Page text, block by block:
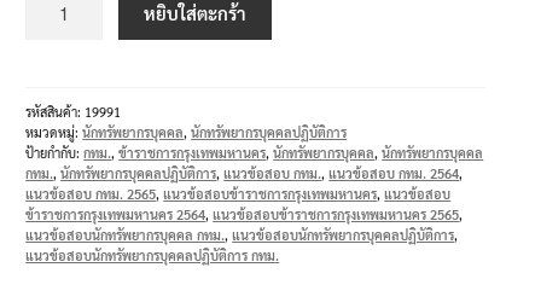
หยิบใส่ตะกร้า
รหัสสินค้า: 19991
หมวดหมู่:นักทรัพยากรบุคคล,นักทรัพยากรบุคคลปฏิบัติการ
ป้ายกำกับ:กทม.,ข้าราชการกรุงเทพมหานคร,นักทรัพยากรบุคคล,นักทรัพยากรบุคคล
กทม.,นักทรัพยากรบุคคลปฏิบัติการ,แนวข้อสอบ กทม.,แนวข้อสอบ กทม. 2564,
แนวข้อสอบ กทม. 2565,แนวข้อสอบข้าราชการกรุงเทพมหานคร,แนวข้อสอบ
ข้าราชการกรุงเทพมหานคร 2564,แนวข้อสอบข้าราชการกรุงเทพมหานคร 2565,
แนวข้อสอบนักทรัพยากรบุคคล กทม.,แนวข้อสอบนักทรัพยากรบุคคลปฏิบัติการ,
แนวข้อสอบนักทรัพยากรบุคคลปฏิบัติการ กทม.